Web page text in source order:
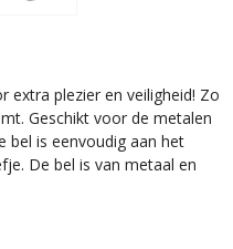
extra plezier en veiligheid! Zo
Geschikt voor de metalen
bel is eenvoudig aan het
De bel is van metaal en